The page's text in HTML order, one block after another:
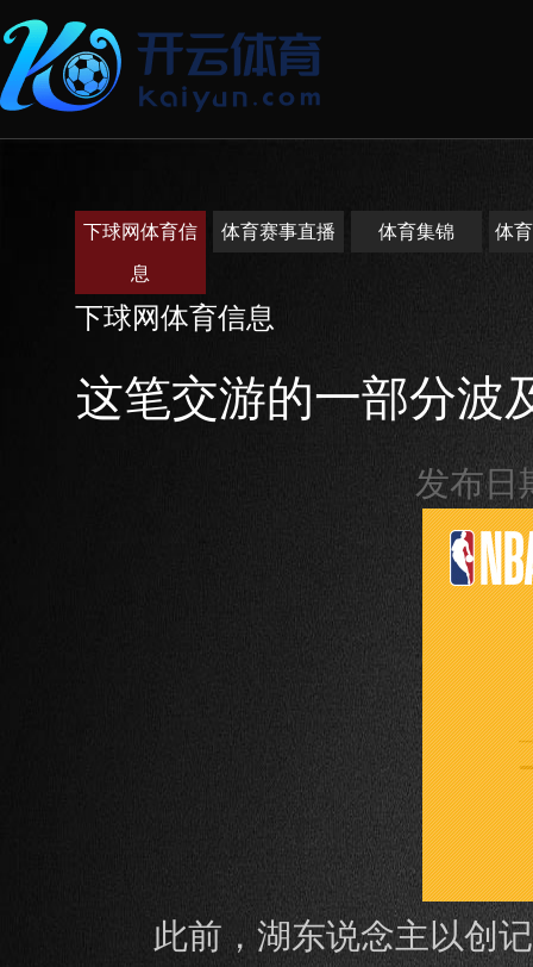
下球网体育信
息
体育赛事直播 体育集锦 体
下球网体育信息
这笔交游的一部分波
发布日
此前，湖东说念主以创记